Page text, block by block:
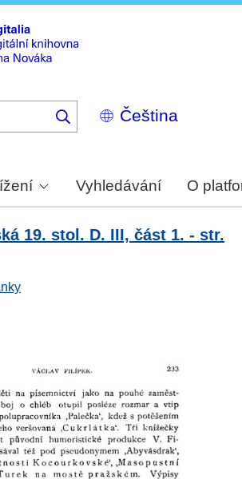
Select
your
Vyhledávání O
19. stol. D. III, část 1. - str.